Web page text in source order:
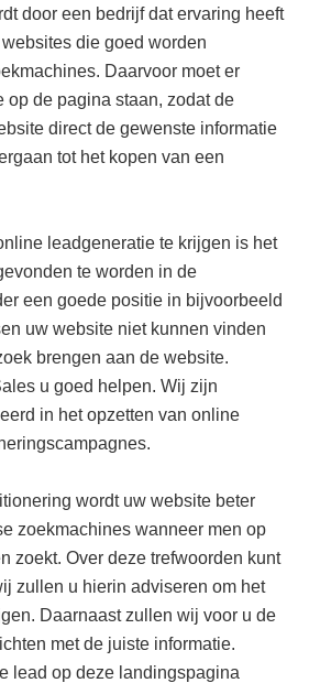
door een bedrijf dat ervaring heeft
die goed worden
Daarvoor moet er
op de pagina staan, zodat de
direct de gewenste informatie
tot het kopen van een
leadgeneratie te krijgen is het
te worden in de
een goede positie in bijvoorbeeld
uw website niet kunnen vinden
brengen aan de website.
u goed helpen. Wij zijn
in het opzetten van online
wordt uw website beter
zoekmachines wanneer men op
zoekt. Over deze trefwoorden kunt
zullen u hierin adviseren om het
Daarnaast zullen wij voor u de
met de juiste informatie.
lead op deze landingspagina